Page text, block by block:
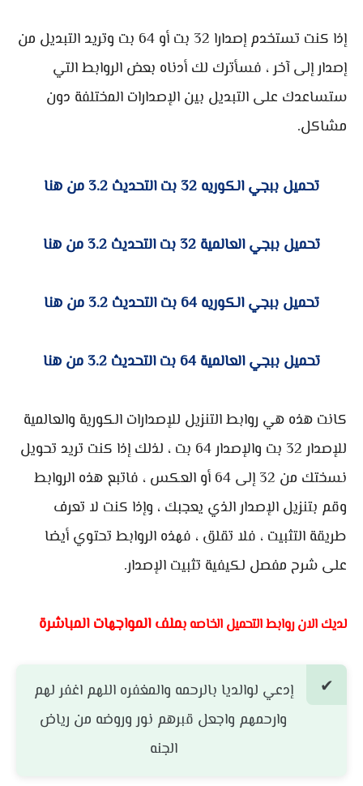
إذا كنت تستخدم إصدارا 32 بت أو 64 بت وتريد التبديل من
إصدار إلى آخر ، فسأترك لك أدناه بعض الروابط التي
ستساعدك على التبديل بين الإصدارات المختلفة دون
مشاكل.
تحميل ببجي الكوريه 32 بت التحديث 3.2 من هنا
تحميل ببجي العالمية 32 بت التحديث 3.2 من هنا
تحميل ببجي الكوريه 64 بت التحديث 3.2 من هنا
تحميل ببجي العالمية 64 بت التحديث 3.2 من هنا
كانت هذه هي روابط التنزيل للإصدارات الكورية والعالمية
للإصدار 32 بت والإصدار 64 بت ، لذلك إذا كنت تريد تحويل
نسختك من 32 إلى 64 أو العكس ، فاتبع هذه الروابط
وقم بتنزيل الإصدار الذي يعجبك ، وإذا كنت لا تعرف
طريقة التثبيت ، فلا تقلق ، فهذه الروابط تحتوي أيضا
على شرح مفصل لكيفية تثبيت الإصدار.
لديك الان روابط التحميل الخاصه بملف المواجهات المباشرة
إدعي لوالديا بالرحمه والمغفره اللهم اغفر لهم
وارحمهم واجعل قبرهم نور وروضه من رياض
الجنه